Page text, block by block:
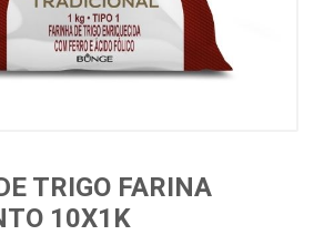
TRIGO FARINA
10X1K